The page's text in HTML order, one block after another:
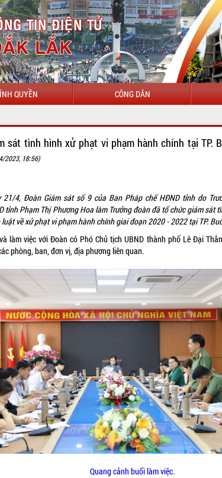
QUYỀN CÔNG DÂN
CHÀO MỪNG
sát tình hình xử phạt vi phạm hành chính tại TP.
2023, 18:56)
21/4, Đoàn Giám sát số 9 của Ban Pháp chế HĐND tỉnh do
tỉnh Phạm Thị Phương Hoa làm Trưởng đoàn đã tổ chức giám sát
về xử phạt vi phạm hành chính giai đoạn 2020 - 2022 tại TP.
làm việc với Đoàn có Phó Chủ tịch UBND thành phố Lê Đại
phòng, ban, đơn vị, địa phương liên quan.
Quang cảnh buổi làm việc.